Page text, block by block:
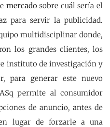
mercadosobre cuál sería el
para servir la publicidad.
multidisciplinar donde,
los grandes clientes, los
instituto de investigación y
para generar este nuevo
permite al consumidor
de anuncio, antes de
lugar de forzarle a una